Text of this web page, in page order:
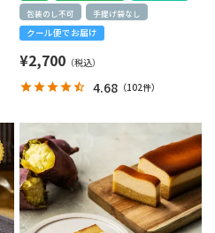
包装のし不可
手提げ袋なし
クール便でお届け
¥2,700
4.68 （102件）